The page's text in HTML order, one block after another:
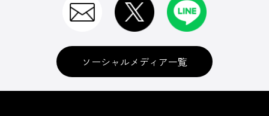
ソーシャルメディア一覧